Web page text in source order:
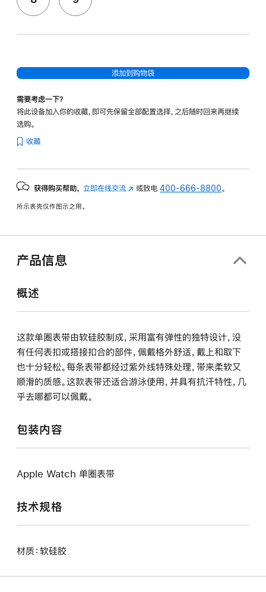
添加到购物袋
需要考虑一下？
将此设备加入你的收藏，即可先保留全部配置选择，之后随时回来再继续
选购。
收藏
获得购买帮助， 立即在线交流 (在
中
或致电400-666-8800 。
所示表壳仅作图示之用。
产品信息
概述
这款单圈表带由软硅胶制成，采用富有弹性的独特设计，没
有任何表扣或搭接扣合的部件，佩戴格外舒适，戴上和取下
也十分轻松。每条表带都经过紫外线特殊处理，带来柔软又
顺滑的质感。这款表带还适合游泳使用，并具有抗汗特性，几
乎去哪都可以佩戴。
包装内容
Apple Watch 单圈表带
技术规格
材质：软硅胶